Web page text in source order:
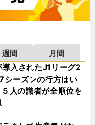
週間
月間
導入されたJ1リーグ2
ーズンの行方はい
人の識者が全順位を